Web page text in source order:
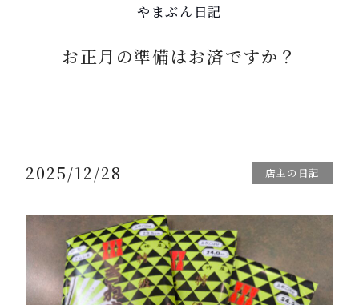
やまぶん日記
お正月の準備はお済ですか？
店主の日記
2025/12/28